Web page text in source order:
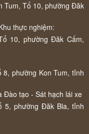
Tum, Tổ 10, phường Đăk
thực nghiệm:
10, phường Đăk Cấm,
phường Kon Tum, tỉnh
Đào tạo - Sát hạch lái xe
5, phường Đăk Bla, tỉnh